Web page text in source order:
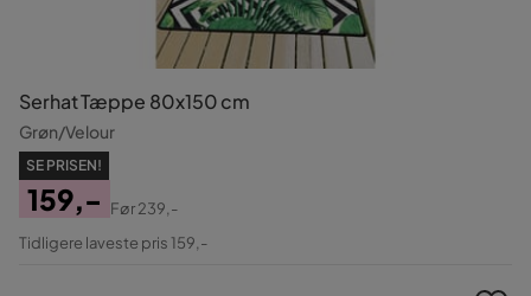
Serhat Tæppe 80x150 cm
Grøn/Velour
SE PRISEN!
Pris
159,-
Original
Før239,-
Tidligere laveste pris 159,-